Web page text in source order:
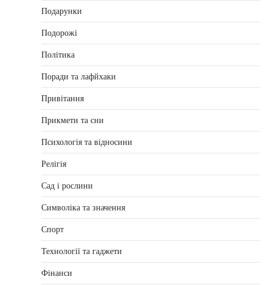
Подарунки
Подорожі
Політика
Поради та лафйхаки
Привітання
Прикмети та сни
Психологія та відносини
Релігія
Сад і рослини
Символіка та значення
Спорт
Технології та гаджети
Фінанси